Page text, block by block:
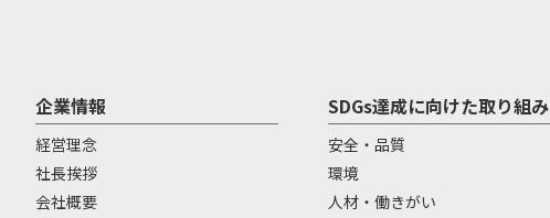
企業情報
経営理念
社長挨拶
会社概要
SDGs達成に向けた取り組み
安全・品質
環境
人材・働きがい